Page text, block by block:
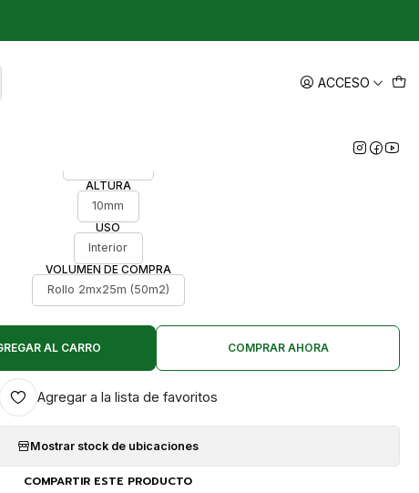
ACCESO
Pasto sintético para interiores
ALTURA
10mm
USO
Interior
VOLUMEN DE COMPRA
Rollo 2mx25m (50m2)
AL CARRO COMPRAR AHORA
Agregar a la lista de favoritos
Mostrar stock de ubicaciones
COMPARTIR ESTE PRODUCTO